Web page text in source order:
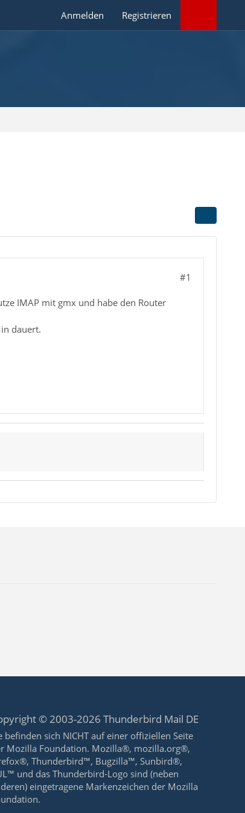
Anmelden Registrieren
#1
IMAP mit gmx und habe den Router
dauert.
© 2003-2026 Thunderbird Mail DE
befinden sich NICHT auf einer offiziellen Seite
Mozilla Foundation. Mozilla®, mozilla.org®,
Thunderbird™, Bugzilla™, Sunbird®,
und das Thunderbird-Logo sind (neben
eingetragene Markenzeichen der Mozilla